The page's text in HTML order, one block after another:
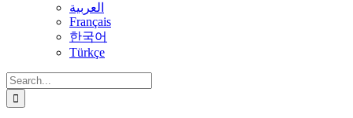
العربية
Français
한국어
Türkçe
Search
for: